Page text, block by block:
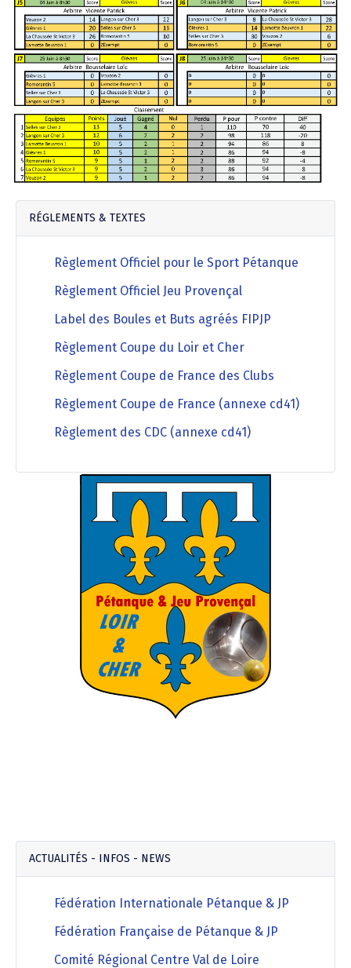
RÉGLEMENTS & TEXTES
Règlement Officiel pour le Sport Pétanque
Règlement Officiel Jeu Provençal
Label des Boules et Buts agréés FIPJP
Règlement Coupe du Loir et Cher
Règlement Coupe de France des Clubs
Règlement Coupe de France (annexe cd41)
Règlement des CDC (annexe cd41)
ACTUALITÉS - INFOS - NEWS
Fédération Internationale Pétanque & JP
Fédération Française de Pétanque & JP
Comité Régional Centre Val de Loire
Agenda Concours Vétérans
Régionaux & Championnats de France
Résultats & Classement Division 4 B
Résultats & Classement Division 5 A
Championnat Triplettes Mixtes
Championnat Triplettes Vétérans
Palmarès Comité du Loir & Cher
Championnat Individuel Féminin
Championnat Individuel Masculin